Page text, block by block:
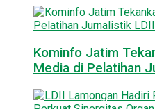
Kominfo Jatim
Media di Pelatihan